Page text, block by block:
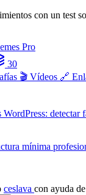
con un test
Pro
30
🎬 Vídeos 🔗
detectar
mínima
ceslava con ayuda